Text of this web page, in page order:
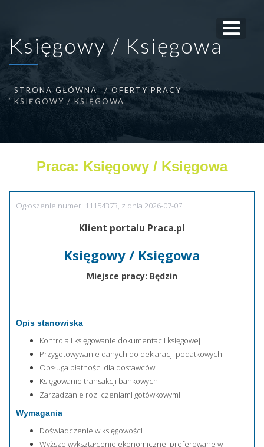
Księgowy / Księgowa
STRONA GŁÓWNA
OFERTY PRACY
KSIĘGOWY / KSIĘGOWA
Praca: Księgowy / Księgowa
Ogłoszenie numer: 11154373, z dnia 2026-07-07
Klient portalu Praca.pl
Księgowy / Księgowa
Miejsce pracy: Będzin
Opis stanowiska
Kontrola i księgowanie dokumentacji księgowej
Przygotowywanie danych do deklaracji podatkowych
Obsługa płatności dla dostawców
Księgowanie transakcji bankowych
Zarządzanie rozliczeniami gotówkowymi
Wymagania
Doświadczenie w księgowości
Wyższe wykształcenie ekonomiczne, preferowane w